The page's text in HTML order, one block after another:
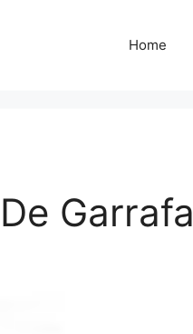
Home
Garrafa